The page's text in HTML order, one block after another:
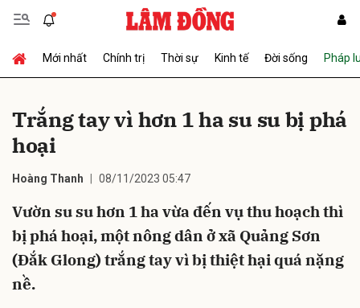
Mới nhất Chính trị Thời sự Kinh tế Đời sống Pháp
Trắng tay vì hơn 1 ha su su bị phá
hoại
Hoàng Thanh 08/11/2023 05:47
Vườn su su hơn 1 ha vừa đến vụ thu hoạch thì
bị phá hoại, một nông dân ở xã Quảng Sơn
(Đắk Glong) trắng tay vì bị thiệt hại quá nặng
nề.
Gửi bình luận
Hủy Gửi